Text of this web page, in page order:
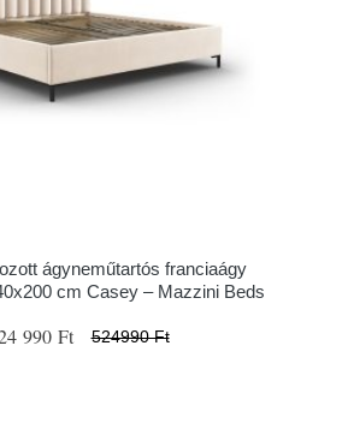
ágyneműtartós franciaágy
cm Casey – Mazzini Beds
990 Ft 524990 Ft